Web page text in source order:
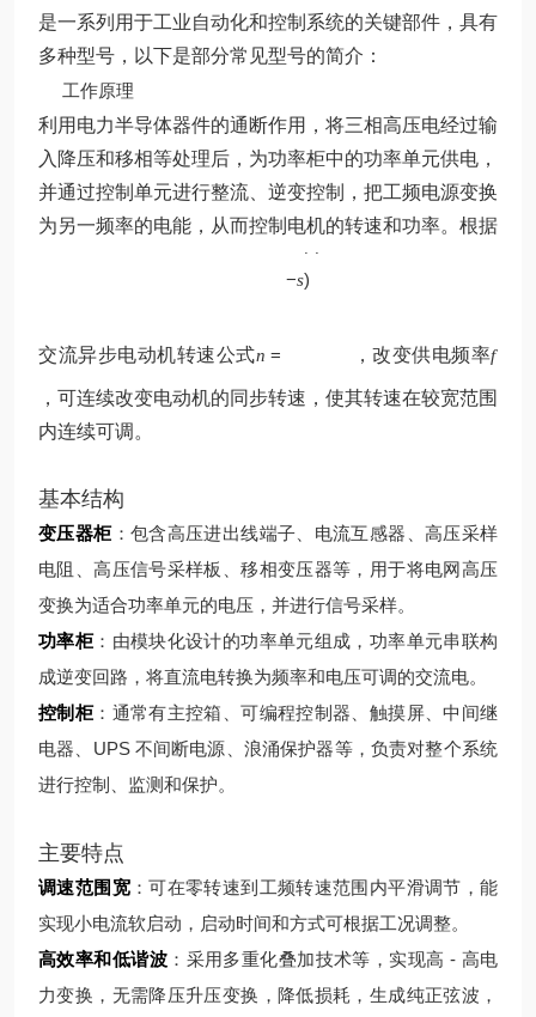
是一系列用于工业自动化和控制系统的关键部件，具有
多种型号，以下是部分常见型号的简介：
工作原理
利用电力半导体器件的通断作用，将三相高压电经过输
入降压和移相等处理后，为功率柜中的功率单元供电，
并通过控制单元进行整流、逆变控制，把工频电源变换
为另一频率的电能，从而控制电机的转速和功率。根据
交流异步电动机转速公式n =
p
−s)
，改变供电频率f
，可连续改变电动机的同步转速，使其转速在较宽范围
内连续可调。
基本结构
变压器柜：包含高压进出线端子、电流互感器、高压采样
电阻、高压信号采样板、移相变压器等，用于将电网高压
变换为适合功率单元的电压，并进行信号采样。
功率柜：由模块化设计的功率单元组成，功率单元串联构
成逆变回路，将直流电转换为频率和电压可调的交流电。
控制柜：通常有主控箱、可编程控制器、触摸屏、中间继
电器、UPS 不间断电源、浪涌保护器等，负责对整个系统
进行控制、监测和保护。
主要特点
调速范围宽：可在零转速到工频转速范围内平滑调节，能
实现小电流软启动，启动时间和方式可根据工况调整。
高效率和低谐波 ：采用多重化叠加技术等，实现高 - 高电
力变换，无需降压升压变换，降低损耗，生成纯正弦波，